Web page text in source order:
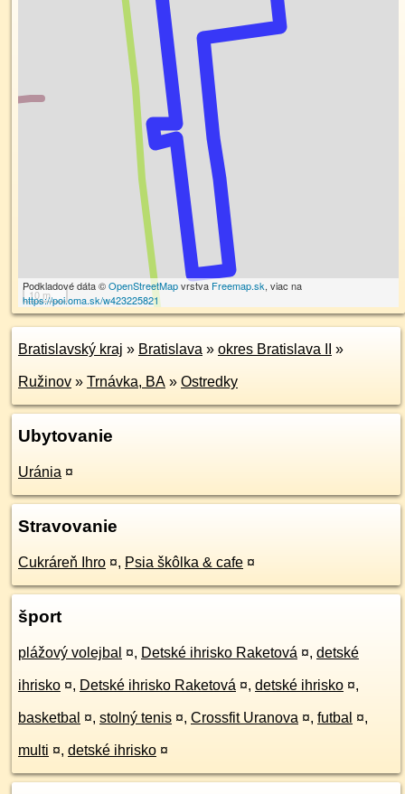
10 m
Podkladové dáta ©OpenStreetMapvrstva Freemap.sk, viac na
https://poi.oma.sk/w423225821
Bratislavský kraj » Bratislava » okres Bratislava II »
Ružinov » Trnávka, BA » Ostredky
Ubytovanie
Uránia ¤
Stravovanie
Cukráreň Ihro ¤, Psia škôlka & cafe ¤
šport
plážový volejbal ¤, Detské ihrisko Raketová ¤, detské
ihrisko ¤, Detské ihrisko Raketová ¤, detské ihrisko ¤,
basketbal ¤, stolný tenis ¤, Crossfit Uranova ¤, futbal ¤,
multi ¤, detské ihrisko ¤